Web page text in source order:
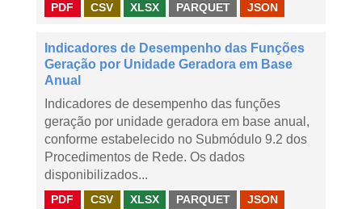
PDF CSV XLSX PARQUET JSON
Indicadores de Desempenho das Funções
Geração por Unidade Geradora em Base
Anual
Indicadores de desempenho das funções
geração por unidade geradora em base anual,
conforme estabelecido no Submódulo 9.2 dos
Procedimentos de Rede. Os dados
disponibilizados...
PDF CSV XLSX PARQUET JSON